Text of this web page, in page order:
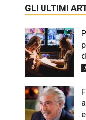
GLI ULTIMI